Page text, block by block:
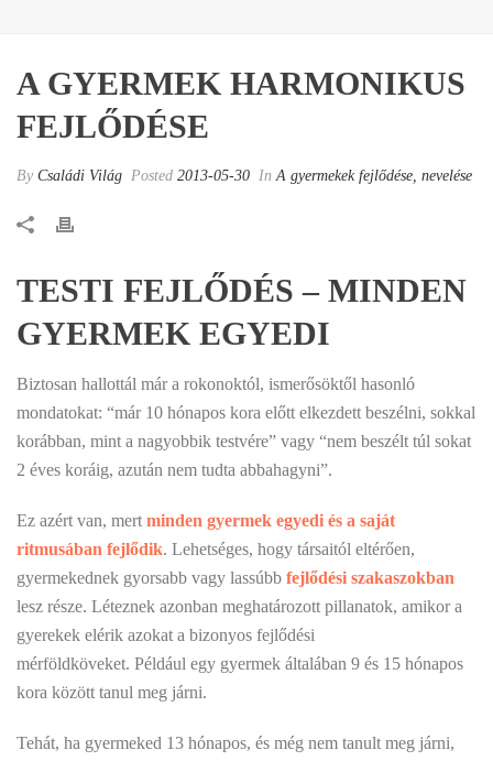
A GYERMEK HARMONIKUS
FEJLŐDÉSE
By Családi Világ Posted 2013-05-30 InA gyermekek fejlődése, nevelése
TESTI FEJLŐDÉS – MINDEN
GYERMEK EGYEDI
Biztosan hallottál már a rokonoktól, ismerősöktől hasonló
mondatokat: “már 10 hónapos kora előtt elkezdett beszélni, sokkal
korábban, mint a nagyobbik testvére” vagy “nem beszélt túl sokat
2 éves koráig, azután nem tudta abbahagyni”.
Ez azért van, mert minden gyermek egyedi és a saját
ritmusában fejlődik. Lehetséges, hogy társaitól eltérően,
gyermekednek gyorsabb vagy lassúbb fejlődési szakaszokban
lesz része. Léteznek azonban meghatározott pillanatok, amikor a
gyerekek elérik azokat a bizonyos fejlődési
mérföldköveket. Például egy gyermek általában 9 és 15 hónapos
kora között tanul meg járni.
Tehát, ha gyermeked 13 hónapos, és még nem tanult meg járni,